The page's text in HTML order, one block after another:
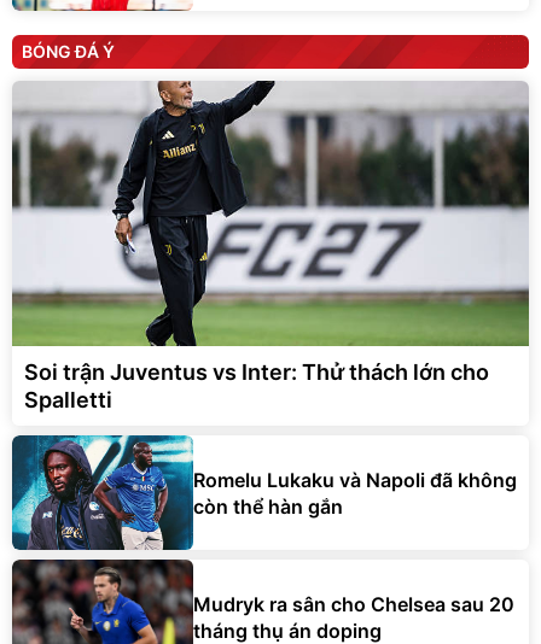
BÓNG ĐÁ Ý
Soi trận Juventus vs Inter: Thử thách lớn cho
Spalletti
Romelu Lukaku và Napoli đã không
còn thể hàn gắn
Mudryk ra sân cho Chelsea sau 20
tháng thụ án doping